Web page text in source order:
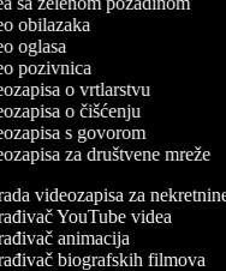
obilazaka
oglasa
pozivnica
o vrtlarstvu
o čišćenju
s govorom
za društvene mreže
videozapisa za nekretnine
YouTube videa
animacija
biografskih filmova